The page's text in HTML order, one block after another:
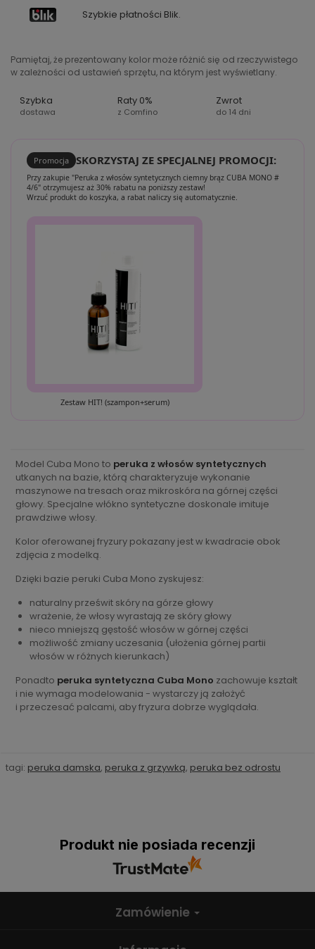
Szybkie płatności Blik.
Pamiętaj, że prezentowany kolor może różnić się od rzeczywistego
w zależności od ustawień sprzętu, na którym jest wyświetlany.
Szybka
dostawa
Raty 0%
z Comfino
Zwrot
do 14 dni
Promocja SKORZYSTAJ ZE SPECJALNEJ PROMOCJI:
Przy zakupie "Peruka z włosów syntetycznych ciemny brąz CUBA MONO #
4/6" otrzymujesz aż 30% rabatu na poniższy zestaw!
Wrzuć produkt do koszyka, a rabat naliczy się automatycznie.
Zestaw HIT! (szampon+serum)
Model Cuba Mono to peruka z włosów syntetycznych
utkanych na bazie, którą charakteryzuje wykonanie
maszynowe na tresach oraz mikroskóra na górnej części
głowy. Specjalne włókno syntetyczne doskonale imituje
prawdziwe włosy.
Kolor oferowanej fryzury pokazany jest w kwadracie obok
zdjęcia z modelką.
Dzięki bazie peruki Cuba Mono zyskujesz:
naturalny prześwit skóry na górze głowy
wrażenie, że włosy wyrastają ze skóry głowy
nieco mniejszą gęstość włosów w górnej części
możliwość zmiany uczesania (ułożenia górnej partii
włosów w różnych kierunkach)
Ponadto peruka syntetyczna Cuba Mono zachowuje kształt
i nie wymaga modelowania - wystarczy ją założyć
i przeczesać palcami, aby fryzura dobrze wyglądała.
tagi: peruka damska, peruka z grzywką, peruka bez odrostu
Produkt nie posiada recenzji
Zamówienie